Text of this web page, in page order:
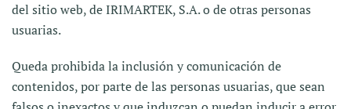
del sitio web, de IRIMARTEK, S.A. o de otras personas
usuarias.
Queda prohibida la inclusión y comunicación de
contenidos, por parte de las personas usuarias, que sean